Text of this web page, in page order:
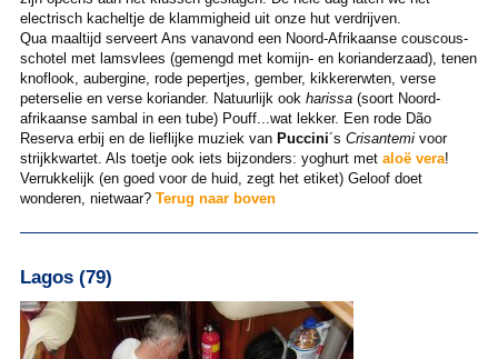
electrisch kacheltje de klammigheid uit onze hut verdrijven.
Qua maaltijd serveert Ans vanavond een Noord-Afrikaanse couscous-
schotel met lamsvlees (gemengd met komijn- en korianderzaad), tenen
knoflook, aubergine, rode pepertjes, gember, kikkererwten, verse
peterselie en verse koriander. Natuurlijk ook harissa(soort Noord-
afrikaanse sambal in een tube) Pouff...wat lekker. Een rode Dão
Reserva erbij en de lieflijke muziek van Puccini´s Crisantemivoor
strijkkwartet. Als toetje ook iets bijzonders: yoghurt met aloë vera!
Verrukkelijk (en goed voor de huid, zegt het etiket) Geloof doet
wonderen, nietwaar? Terug naar boven
Lagos (79)